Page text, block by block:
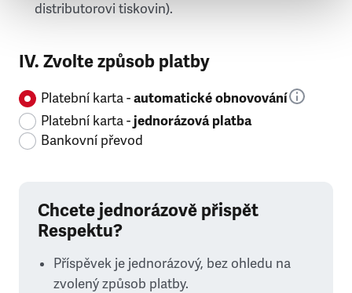
distributorovi tiskovin).
IV. Zvolte způsob platby
Platební karta -automatické obnovování
Platební karta -jednorázová platba
Bankovní převod
Chcete jednorázově přispět
Respektu?
Příspěvek je jednorázový, bez ohledu na
zvolený způsob platby.